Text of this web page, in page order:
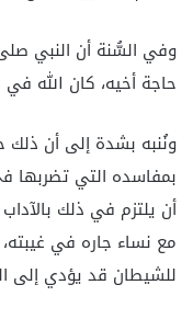
وفي السُّنة أن النبي
حاجة أخيه، كان الله في
ونُنبه بشدة إلى أن
بمفاسده التي تضربها
أن يلتزم في ذلك
مع نساء جاره في
للشيطان قد يؤدي إلى